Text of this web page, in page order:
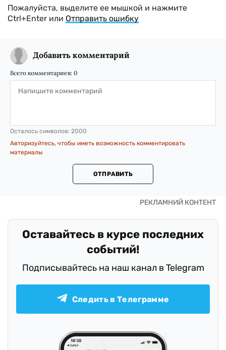
Пожалуйста, выделите ее мышкой и нажмите
Ctrl+Enter или Отправить ошибку
Добавить комментарий
Всего комментариев: 0
Осталось символов: 2000
Авторизуйтесь, чтобы иметь возможность комментировать
материалы
ОТПРАВИТЬ
Оставайтесь в курсе последних
событий!
Подписывайтесь на наш канал в Telegram
Следить в Телеграмме